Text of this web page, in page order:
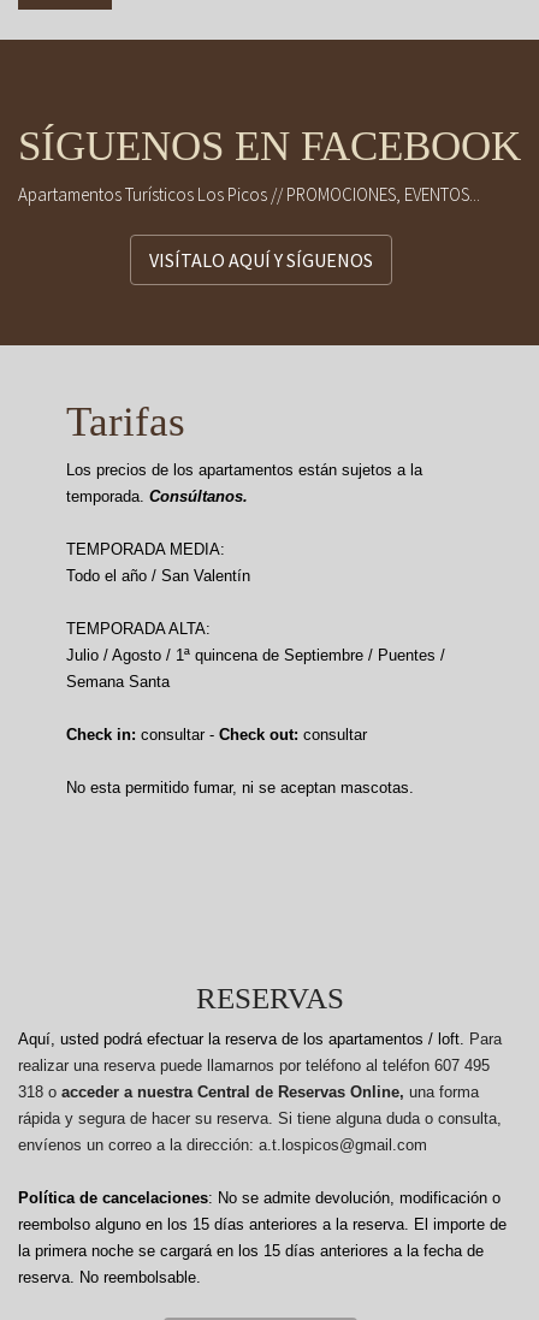
SÍGUENOS EN FACEBOOK
Apartamentos Turísticos Los Picos // PROMOCIONES, EVENTOS...
VISÍTALO AQUÍ Y SÍGUENOS
Tarifas
Los precios de los apartamentos están sujetos a la
temporada. Consúltanos.
TEMPORADA MEDIA:
Todo el año / San Valentín
TEMPORADA ALTA:
Julio / Agosto / 1ª quincena de Septiembre / Puentes /
Semana Santa
Check in: consultar - Check out: consultar
No esta permitido fumar, ni se aceptan mascotas.
RESERVAS
Aquí, usted podrá efectuar la reserva de los apartamentos / loft. Para
realizar una reserva puede llamarnos por teléfono al teléfon 607 495
318 o acceder a nuestra Central de Reservas Online, una forma
rápida y segura de hacer su reserva. Si tiene alguna duda o consulta,
envíenos un correo a la dirección: a.t.lospicos@gmail.com
Política de cancelaciones: No se admite devolución, modificación o
reembolso alguno en los 15 días anteriores a la reserva. El importe de
la primera noche se cargará en los 15 días anteriores a la fecha de
reserva. No reembolsable.